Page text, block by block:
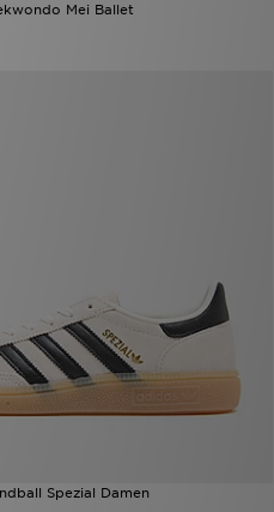
Mei Ballet
Spezial Damen